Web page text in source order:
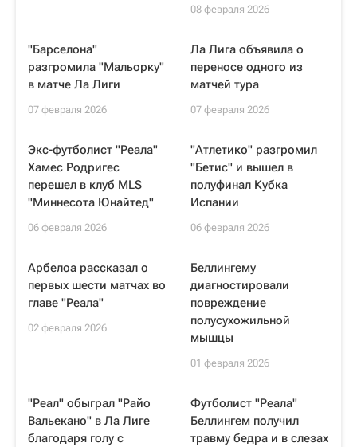
08 февраля 2026
"Барселона"
разгромила "Мальорку"
в матче Ла Лиги
07 февраля 2026
Ла Лига объявила о
переносе одного из
матчей тура
07 февраля 2026
Экс-футболист "Реала"
Хамес Родригес
перешел в клуб MLS
"Миннесота Юнайтед"
06 февраля 2026
"Атлетико" разгромил
"Бетис" и вышел в
полуфинал Кубка
Испании
06 февраля 2026
Арбелоа рассказал о
первых шести матчах во
главе "Реала"
02 февраля 2026
Беллингему
диагностировали
повреждение
полусухожильной
мышцы
01 февраля 2026
"Реал" обыграл "Райо
Вальекано" в Ла Лиге
благодаря голу с
Футболист "Реала"
Беллингем получил
травму бедра и в слезах